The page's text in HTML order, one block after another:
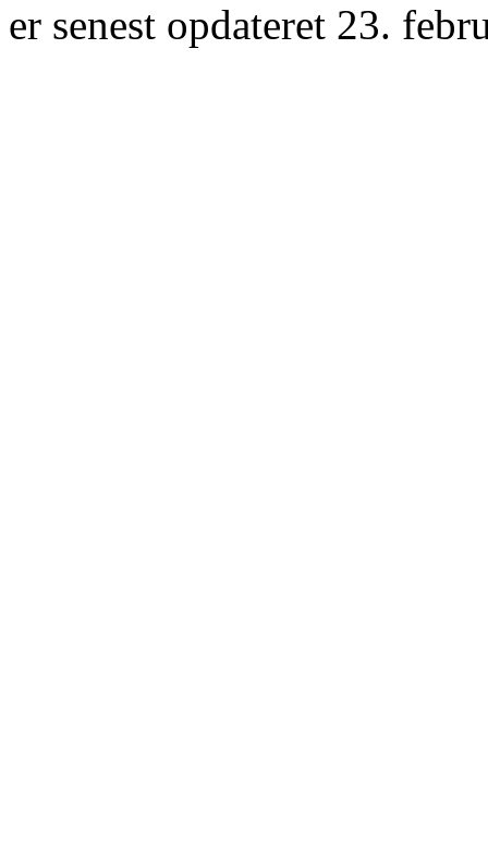
er senest opdateret 23.